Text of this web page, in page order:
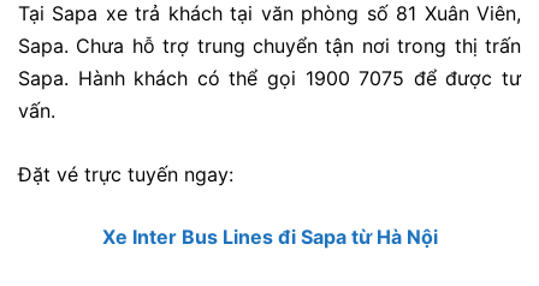
Tại Sapa xe trả khách tại văn phòng số 81 Xuân Viên,
Sapa. Chưa hỗ trợ trung chuyển tận nơi trong thị trấn
Sapa. Hành khách có thể gọi 1900 7075 để được tư
vấn.
Đặt vé trực tuyến ngay:
Xe Inter Bus Lines đi Sapa từ Hà Nội